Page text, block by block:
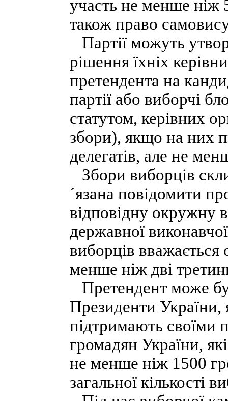
участь не менше ніж
також право
Партії можуть
рішення їхніх
претендента на
партії або виборчі
статутом, керівних
збори), якщо на них
делегатів, але не
Збори виборців
´язана повідомити
відповідну окружну
державної
виборців вважається
менше ніж дві
Претендент може
Президенти
підтримають своїми
громадян України,
не менше ніж 1500
загальної кількості